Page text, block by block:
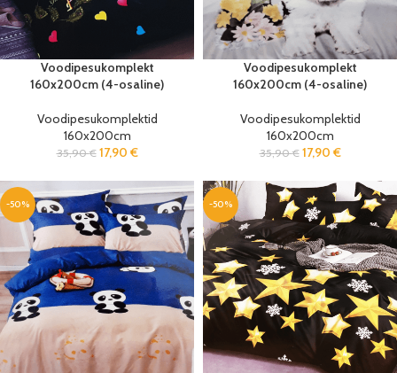
Voodipesukomplekt
160x200cm (4-osaline)
Voodipesukomplektid
160x200cm
35,90€ 17,90 €
Voodipesukomplekt
160x200cm (4-osaline)
Voodipesukomplektid
160x200cm
35,90€ 17,90 €
-50% -50%